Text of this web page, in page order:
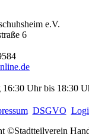
e.V.
6
16:30 Uhr bis 18:30
DSGVO
©Stadtteilverein